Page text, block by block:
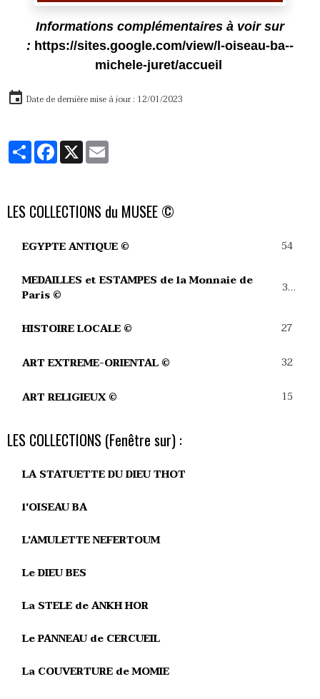
Informations complémentaires à voir sur
: https://sites.google.com/view/l-oiseau-ba--
michele-juret/accueil
Date de dernière mise à jour : 12/01/2023
PartagerFacebook
X
LES COLLECTIONS du MUSEE ©
EGYPTE ANTIQUE © 54
MEDAILLES et ESTAMPES de la Monnaie de
Paris ©
39
HISTOIRE LOCALE © 27
ART EXTREME-ORIENTAL © 32
ART RELIGIEUX © 15
LES COLLECTIONS (Fenêtre sur) :
LA STATUETTE DU DIEU THOT
l'OISEAU BA
L'AMULETTE NEFERTOUM
Le DIEU BES
La STELE de ANKH HOR
Le PANNEAU de CERCUEIL
La COUVERTURE de MOMIE